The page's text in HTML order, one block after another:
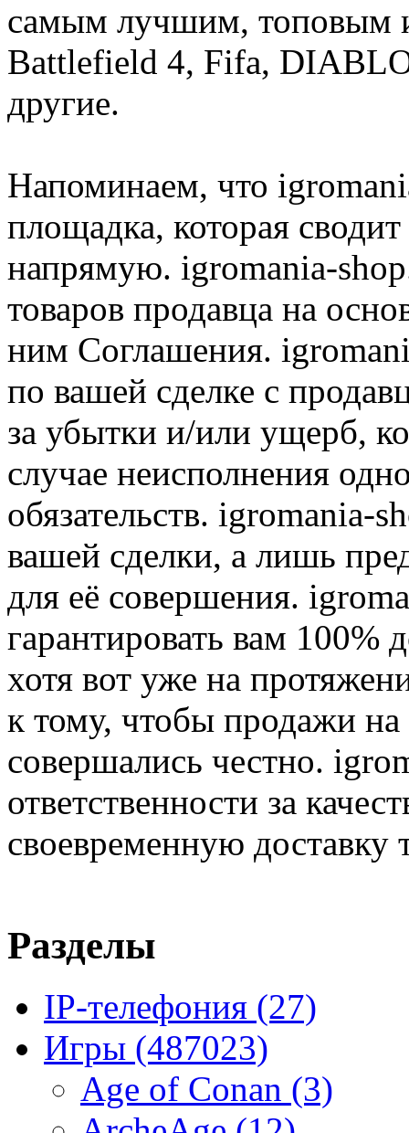
самым лучшим, топовым
Battlefield 4, Fifa,
другие.
Напоминаем, что
площадка, которая
напрямую. igromania-
товаров продавца на
ним Соглашения.
по вашей сделке с
за убытки и/или ущерб,
случае неисполнения
обязательств. igromania-
вашей сделки, а лишь
для её совершения.
гарантировать вам 100%
хотя вот уже на
к тому, чтобы продажи
совершались честно.
ответственности за
своевременную доставку
Разделы
IP-телефония (27)
Игры (487023)
Age of Conan (3)